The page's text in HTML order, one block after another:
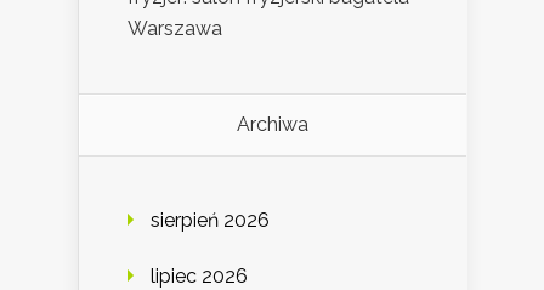
Warszawa
Archiwa
sierpień 2026
lipiec 2026